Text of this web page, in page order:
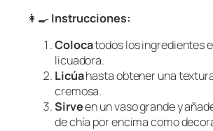
👩‍🍳Instrucciones:
Colocatodos los ingredientes
licuadora.
Licúahasta obtener una
cremosa.
Sirveen un vaso grande y
de chía por encima como